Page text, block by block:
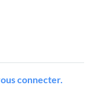
connecter.